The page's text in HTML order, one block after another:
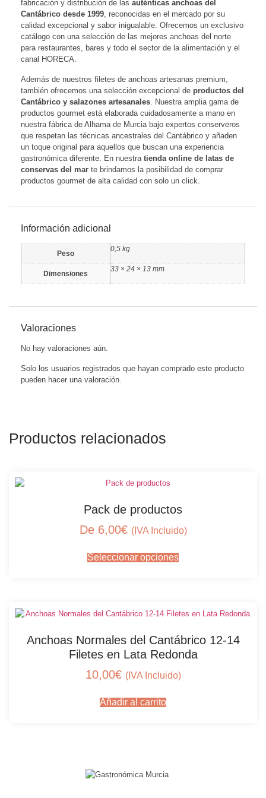
fabricación y distribución de las auténticas anchoas del
Cantábrico desde 1999, reconocidas en el mercado por su
calidad excepcional y sabor inigualable. Ofrecemos un exclusivo
catálogo con una selección de las mejores anchoas del norte
para restaurantes, bares y todo el sector de la alimentación y el
canal HORECA.
Además de nuestros filetes de anchoas artesanas premium,
también ofrecemos una selección excepcional de productos del
Cantábrico y salazones artesanales. Nuestra amplia gama de
productos gourmet está elaborada cuidadosamente a mano en
nuestra fábrica de Alhama de Murcia bajo expertos conserveros
que respetan las técnicas ancestrales del Cantábrico y añaden
un toque original para aquellos que buscan una experiencia
gastronómica diferente. En nuestra tienda online de latas de
conservas del mar te brindamos la posibilidad de comprar
productos gourmet de alta calidad con solo un click.
Información adicional
Peso
0,5 kg
Dimensiones
33 × 24 × 13 mm
Valoraciones
No hay valoraciones aún.
Solo los usuarios registrados que hayan comprado este producto
pueden hacer una valoración.
Productos relacionados
Pack de productos
De 6,00€ (IVA Incluido)
Seleccionar opciones
Anchoas Normales del Cantábrico 12-14
Filetes en Lata Redonda
10,00€ (IVA Incluido)
Añadir al carrito